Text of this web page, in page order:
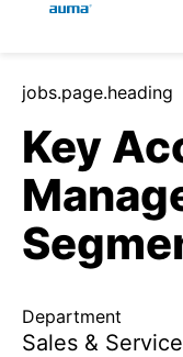
Home
Home
Customer
Home
Home
Site
jobs.page.heading
Key
Department
Sales & Service